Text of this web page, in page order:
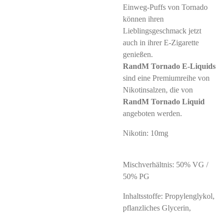
Einweg-Puffs von Tornado
können ihren
Lieblingsgeschmack jetzt
auch in ihrer E-Zigarette
genießen.
RandM Tornado E-Liquids
sind eine Premiumreihe von
Nikotinsalzen, die von
RandM Tornado Liquid
angeboten werden.
Nikotin: 10mg
Mischverhältnis: 50% VG /
50% PG
Inhaltsstoffe: Propylenglykol,
pflanzliches Glycerin,